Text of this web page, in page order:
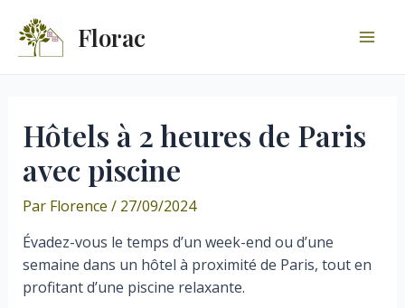
contenu
Florac
Hôtels à 2 heures de Paris
avec piscine
Par Florence / 27/09/2024
Évadez-vous le temps d’un week-end ou d’une
semaine dans un hôtel à proximité de Paris, tout en
profitant d’une piscine relaxante.